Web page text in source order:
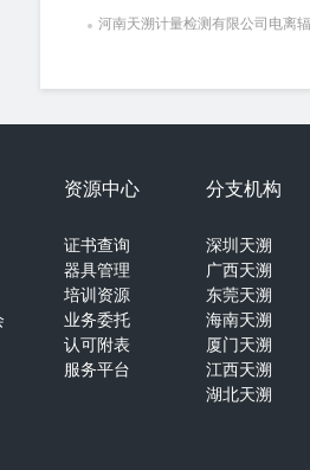
河南天溯计量检测有限公司电离
资源中心
证书查询
器具管理
培训资源
业务委托
认可附表
服务平台
分支机构
深圳天溯
广西天溯
东莞天溯
海南天溯
厦门天溯
江西天溯
湖北天溯